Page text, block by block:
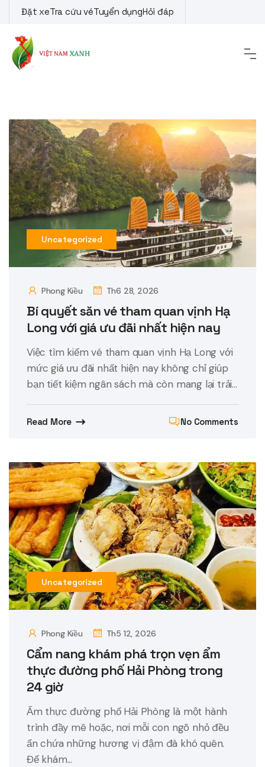
to
content
Đặt xeTra cứu véTuyển dụngHỏi đáp
Uncategorized
Phong Kiều Th6 28, 2026
Bí quyết săn vé tham quan vịnh Hạ
Long với giá ưu đãi nhất hiện nay
Việc tìm kiếm vé tham quan vịnh Hạ Long với
mức giá ưu đãi nhất hiện nay không chỉ giúp
bạn tiết kiệm ngân sách mà còn mang lại trải...
Read More No Comments
Uncategorized
Phong Kiều Th5 12, 2026
Cẩm nang khám phá trọn vẹn ẩm
thực đường phố Hải Phòng trong
24 giờ
Ẩm thực đường phố Hải Phòng là một hành
trình đầy mê hoặc, nơi mỗi con ngõ nhỏ đều
ẩn chứa những hương vị đậm đà khó quên.
Để khám...